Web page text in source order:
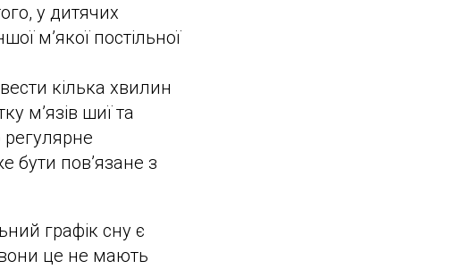
у дитячих
м’якої постільної
кілька хвилин
м’язів шиї та
бути пов’язане з
графік сну є
це не мають